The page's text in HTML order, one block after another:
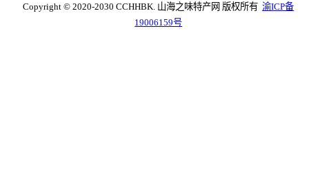
Copyright © 2020-2030 CCHHBK. 山海之味特产网 版权所有渝ICP备
19006159号